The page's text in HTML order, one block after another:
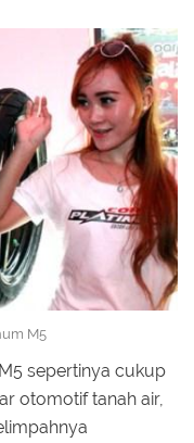
M5
sepertinya cukup
otomotif tanah air,